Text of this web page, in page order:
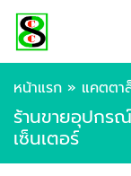
หน้าแรก » แคตตา
ร้านขายอุปกร
เซ็นเตอร์